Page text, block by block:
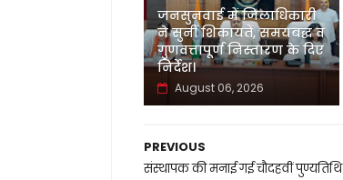
जनसुनवाई में जिलाधिकारी
ने सुनीं शिकायतें, समयबद्ध व
गुणवत्तापूर्ण निस्तारण के दिए
निर्देश।
August 06, 2026
PREVIOUS
संस्थापक की मनाई गई चौदहवीं पुण्यतिथि